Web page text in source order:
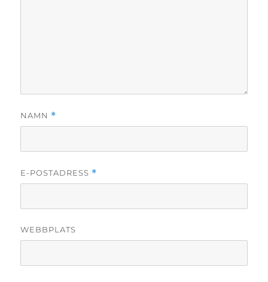
NAMN *
E-POSTADRESS *
WEBBPLATS